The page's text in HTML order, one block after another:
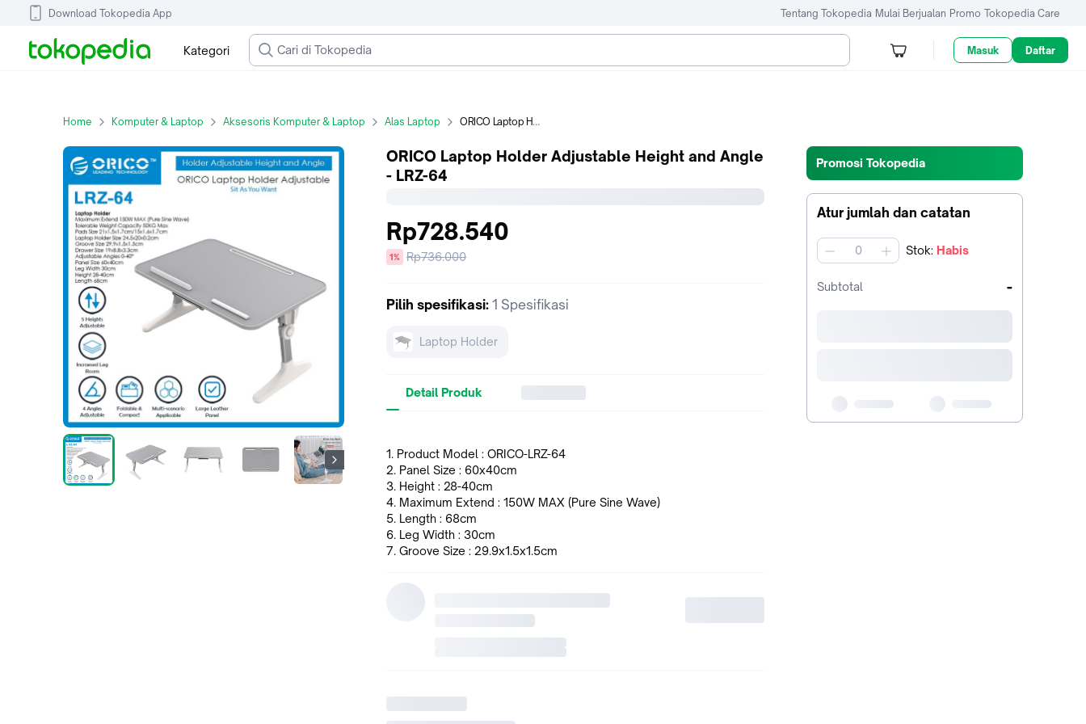
Download Tokopedia App Tentang Tokopedia Mulai Berjualan Promo Tokopedia Care
Kategori Masuk Daftar
Home Komputer & Laptop Aksesoris Komputer & Laptop Alas Laptop ORICO Laptop Holder Adjustable Height and Angle - LRZ-64
Promosi Tokopedia
Atur jumlah dan catatan
jumlah Stok: Habis
Subtotal -
ORICO Laptop Holder Adjustable Height and Angle
- LRZ-64
Rp728.540
diskon
1%
Harga
Rp736.000
Pilih spesifikasi: 1 Spesifikasi
Laptop Holder
Detail Produk
1. Product Model : ORICO-LRZ-64
2. Panel Size : 60x40cm
3. Height : 28-40cm
4. Maximum Extend : 150W MAX (Pure Sine Wave)
5. Length : 68cm
6. Leg Width : 30cm
7. Groove Size : 29.9x1.5x1.5cm
11. Tolerable Weight Capacity : 50KG Max.
12. Adjustable Angles : 0-40°